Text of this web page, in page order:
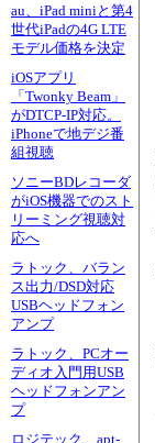
au、iPad miniと第4
世代iPadの4G LTE
モデル価格を決定
iOSアプリ
「Twonky Beam」
がDTCP-IP対応。
iPhoneで地デジ番
組視聴
ソニーBDレコーダ
がiOS機器でのスト
リーミング視聴対
応へ
ラトック、バラン
ス出力/DSD対応
USBヘッドフォン
アンプ
ラトック、PCオー
ディオ入門用USB
ヘッドフォンアン
プ
ロジテック、apt-